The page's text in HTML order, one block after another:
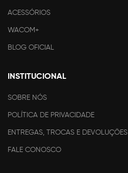
ACESSÓRIOS
WACOM+
BLOG OFICIAL
INSTITUCIONAL
SOBRE NÓS
POLÍTICA DE PRIVACIDADE
ENTREGAS, TROCAS E DEVOLUÇÕES
FALE CONOSCO